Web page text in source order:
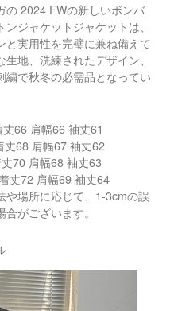
の 2024 FWの新しいボンバ
ンジャケットジャケットは、
と実用性を完璧に兼ね備えて
生地、洗練されたデザイン、
繍で秋冬の必需品となってい
66 肩幅66 袖丈61
丈68 肩幅67 袖丈62
70 肩幅68 袖丈63
丈72 肩幅69 袖丈64
や場所に応じて、1-3cmの誤
がございます。